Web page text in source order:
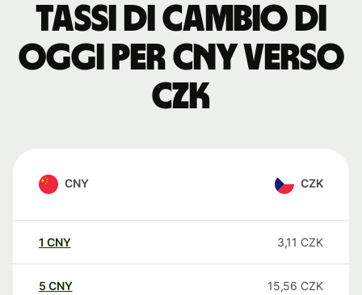
Tassi di cambio di
oggi per CNY verso
CZK
CNY CZK
1 CNY 3,11 CZK
5 CNY 15,56 CZK